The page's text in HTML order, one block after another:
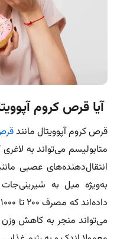
آیا قرص کروم
قرص کروم آپوویتال مانند
متابولیسم می‌تواند به
انتقال‌دهنده‌های عصبی
به‌ویژه میل به